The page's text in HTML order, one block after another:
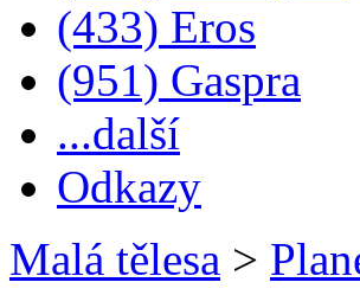
(433) Eros
(951) Gaspra
...další
Odkazy
Malá tělesa >